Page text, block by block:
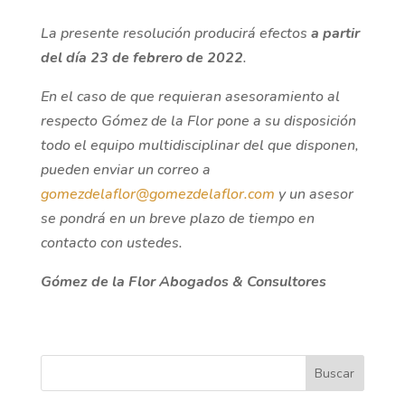
La presente resolución producirá efectos a partir
del día 23 de febrero de 2022.
En el caso de que requieran asesoramiento al
respecto Gómez de la Flor pone a su disposición
todo el equipo multidisciplinar del que disponen,
pueden enviar un correo a
gomezdelaflor@gomezdelaflor.com y un asesor
se pondrá en un breve plazo de tiempo en
contacto con ustedes.
Gómez de la Flor Abogados & Consultores
Buscar